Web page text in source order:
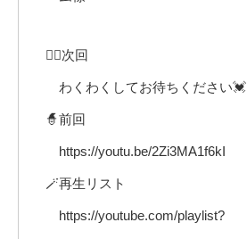
🧙‍♂️次回
わくわくしてお待ちください💓
🧙前回
https://youtu.be/2Zi3MA1f6kI
🪄再生リスト
https://youtube.com/playlist?